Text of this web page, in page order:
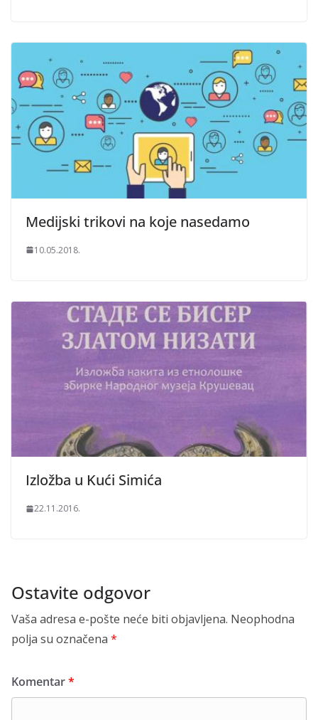
Medijski trikovi na koje nasedamo
10.05.2018.
Izložba u Kući Simića
22.11.2016.
Ostavite odgovor
Vaša adresa e-pošte neće biti objavljena. Neophodna
polja su označena *
Komentar*